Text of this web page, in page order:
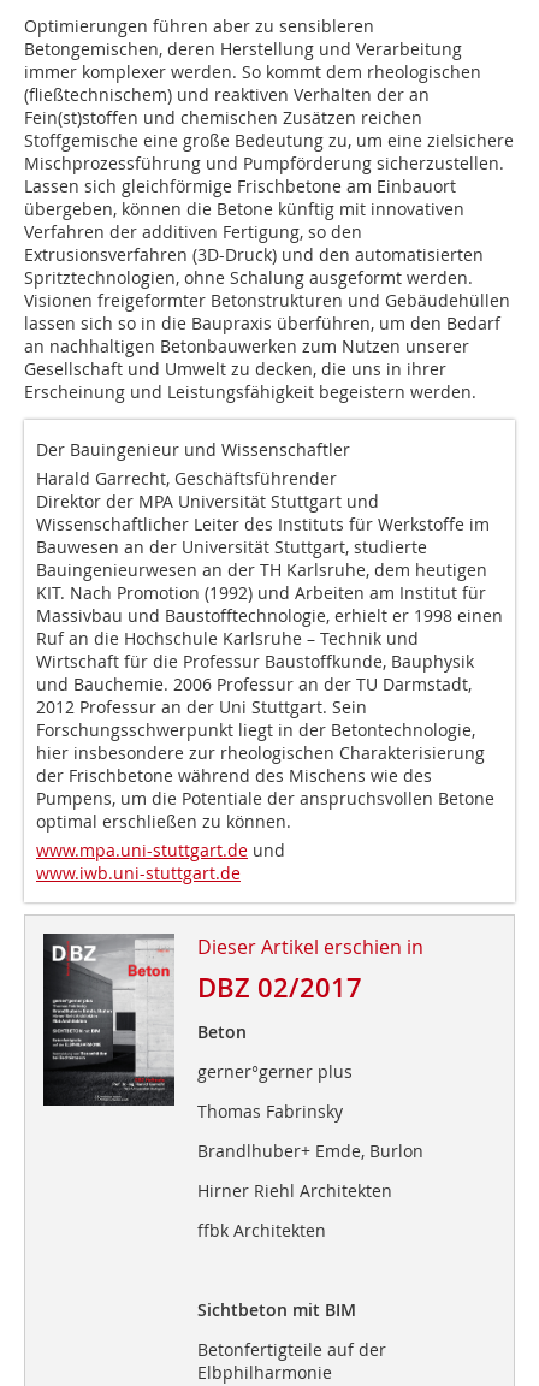
Optimierungen führen aber zu sensibleren
Betongemischen, deren Herstellung und Verarbeitung
immer komplexer werden. So kommt dem rheologischen
(fließtechnischem) und reaktiven Verhalten der an
Fein(st)stoffen und chemischen Zusätzen reichen
Stoffgemische eine große Bedeutung zu, um eine zielsichere
Mischprozessführung und Pumpförderung sicherzustellen.
Lassen sich gleichförmige Frischbetone am Einbauort
übergeben, können die Betone künftig mit innovativen
Verfahren der additiven Fertigung, so den
Extrusionsverfahren (3D-Druck) und den automatisierten
Spritztechnologien, ohne Schalung ausgeformt werden.
Visionen freigeformter Betonstrukturen und Gebäudehüllen
lassen sich so in die Baupraxis überführen, um den Bedarf
an nachhaltigen Betonbauwerken zum Nutzen unserer
Gesellschaft und Umwelt zu decken, die uns in ihrer
Erscheinung und Leistungsfähigkeit begeistern werden.
Der Bauingenieur und Wissen­schaftler
Harald Garrecht, Geschäftsführender
Direktor der MPA Universität Stuttgart und
Wissenschaftlicher Leiter des Instituts für Werkstoffe im
Bauwesen an der Universität Stuttgart, studierte
Bauingenieurwesen an der TH Karlsruhe, dem heutigen
KIT. Nach Promotion (1992) und Arbeiten am Institut für
Massivbau und Baustofftechnologie, erhielt er 1998 einen
Ruf an die Hochschule Karlsruhe – Technik und
Wirtschaft für die Professur Baustoffkunde, Bauphysik
und Bauchemie. 2006 Professur an der TU Darmstadt,
2012 Professur an der Uni Stuttgart. Sein
Forschungsschwerpunkt liegt in der Betontechnologie,
hier insbesondere zur rheologischen Charakterisierung
der Frischbetone während des Mischens wie des
Pumpens, um die Potentiale der anspruchsvollen Betone
optimal erschließen zu können.
www.mpa.uni-stuttgart.de und
www.iwb.uni-stuttgart.de
Dieser Artikel erschien in
DBZ 02/2017
Beton
gerner°gerner plus
Thomas Fabrinsky
Brandlhuber+ Emde, Burlon
Hirner Riehl Architekten
ffbk Architekten
Sichtbeton mit BIM
Betonfertigteile auf der
Elbphilharmonie